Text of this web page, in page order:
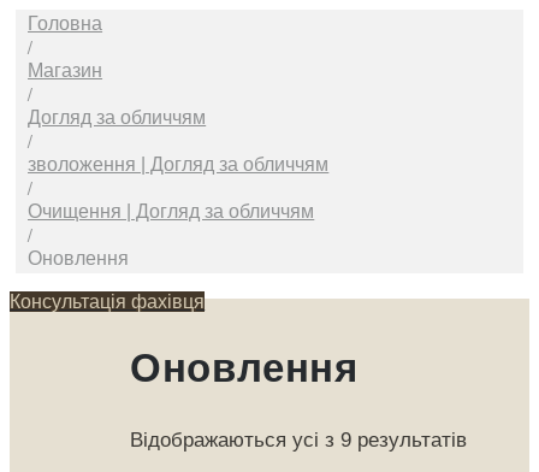
Головна
/
Магазин
/
Догляд за обличчям
/
зволоження | Догляд за обличчям
/
Очищення | Догляд за обличчям
/
Оновлення
Консультація фахівця
Оновлення
Відображаються усі з 9 результатів